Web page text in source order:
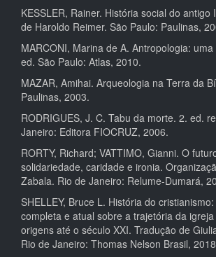
KESSLER, Rainer. História social do antigo
de Haroldo Reimer. São Paulo: Paulinas,
MARCONI, Marina de A. Antropologia:
ed. São Paulo: Atlas, 2010.
MAZAR, Amihai. Arqueologia na Terra da
Paulinas, 2003.
RODRIGUES, J. C. Tabu da morte. 2. ed.
Janeiro: Editora FIOCRUZ, 2006.
RORTY, Richard; VATTIMO, Gianni. O
solidariedade, caridade e ironia.
Zabala. Rio de Janeiro: Relume-Dumará,
SHELLEY, Bruce L. História do
completa e atual sobre a trajetória da
origens até o século XXI. Tradução de
Rio de Janeiro: Thomas Nelson Brasil,